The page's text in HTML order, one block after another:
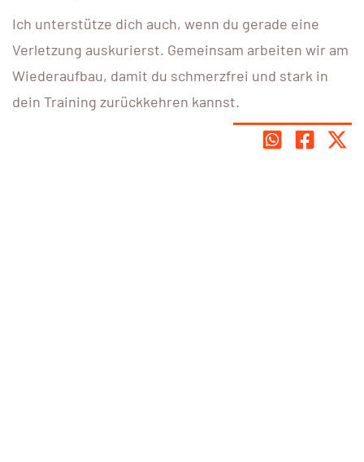
Ich unterstütze dich auch, wenn du gerade eine
Verletzung auskurierst. Gemeinsam arbeiten wir am
Wiederaufbau, damit du schmerzfrei und stark in
dein Training zurückkehren kannst.